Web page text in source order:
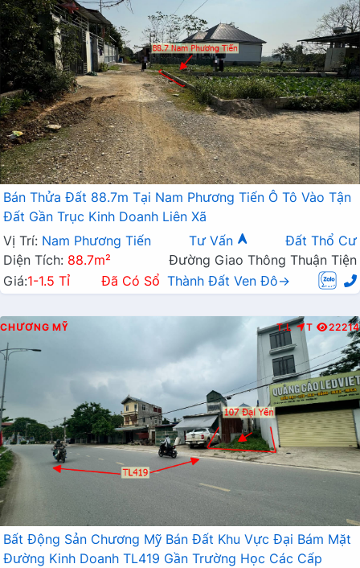
Bán Thửa Đất 88.7m Tại Nam Phương Tiến Ô Tô Vào Tận
Đất Gần Trục Kinh Doanh Liên Xã
Vị Trí: Nam Phương Tiến Tư Vấn
Đất Thổ Cư
Diện Tích: 88.7m²
Đường Giao Thông Thuận Tiện
Giá:1-1.5 Tỉ Đã Có Sổ Thành Đất Ven Đô→
CHƯƠNG MỸ T.L T 22214
Bất Động Sản Chương Mỹ Bán Đất Khu Vực Đại Bám Mặt
Đường Kinh Doanh TL419 Gần Trường Học Các Cấp